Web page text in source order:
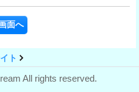
ト
All rights reserved.